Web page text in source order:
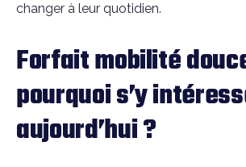
changer à leur quotidien.
Forfait mobilité
pourquoi s’y
aujourd’hui ?